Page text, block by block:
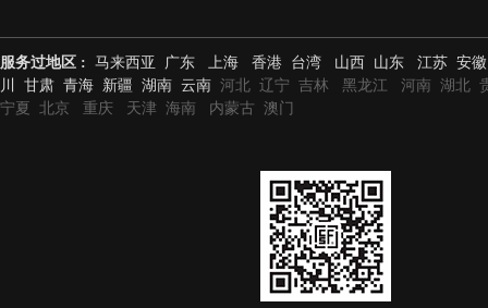
服务过地区 : 马来西亚 广东 上海 香港 台湾 山西 山东 江苏 安
川 甘肃 青海 新疆 湖南 云南 河北 辽宁 吉林 黑龙江 河南 湖北
宁夏 北京 重庆 天津 海南 内蒙古 澳门